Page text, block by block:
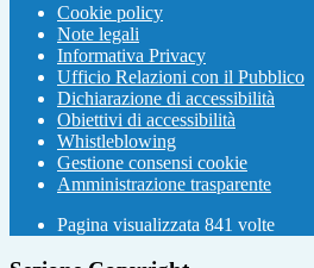
Cookie policy
Note legali
Informativa Privacy
Ufficio Relazioni con il Pubblico
Dichiarazione di accessibilità
Obiettivi di accessibilità
Whistleblowing
Gestione consensi cookie
Amministrazione trasparente
Pagina visualizzata 841 volte